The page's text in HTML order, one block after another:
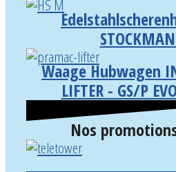
Waage Hubwagen
LIFTER - GS/P
Nos